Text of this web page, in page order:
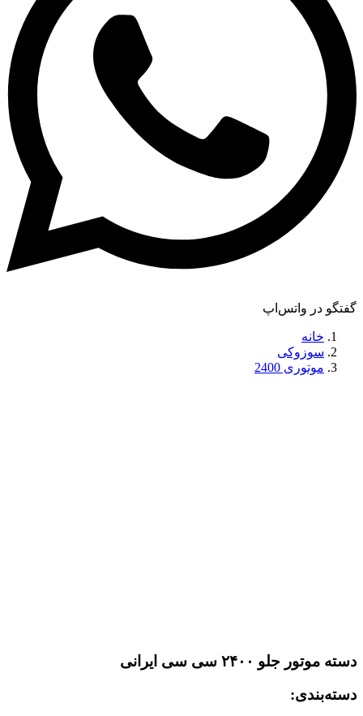
گفتگو در واتس‌اپ
خانه
سوزوکی
موتوری 2400
دسته موتور جلو ۲۴۰۰ سی سی ایرانی
دسته‌بندی: